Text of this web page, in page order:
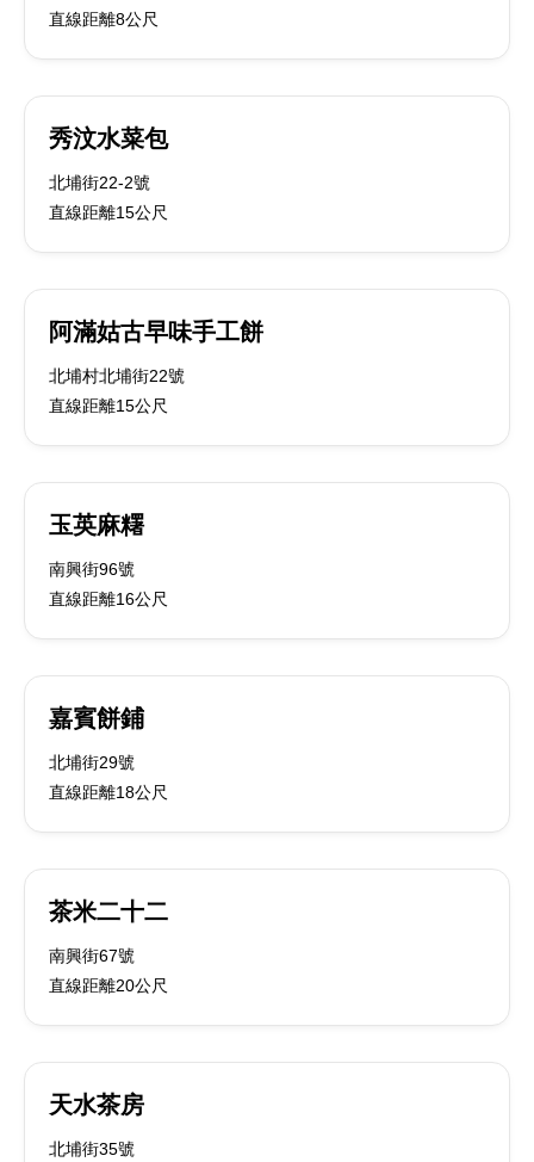
直線距離8公尺
秀汶水菜包
北埔街22-2號
直線距離15公尺
阿滿姑古早味手工餅
北埔村北埔街22號
直線距離15公尺
玉英麻糬
南興街96號
直線距離16公尺
嘉賓餅鋪
北埔街29號
直線距離18公尺
茶米二十二
南興街67號
直線距離20公尺
天水茶房
北埔街35號